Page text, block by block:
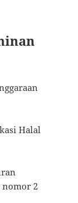
Halal
nomor 2